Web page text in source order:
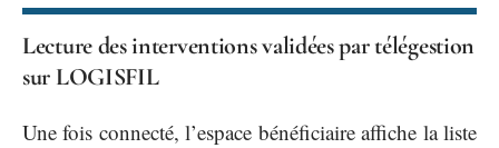
Lecture des interventions validées par télégestion
sur LOGISFIL
Une fois connecté, l’espace bénéficiaire affiche la liste